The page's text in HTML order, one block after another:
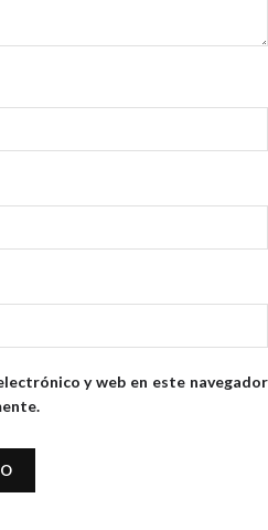
y web en este navegador